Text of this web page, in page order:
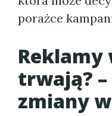
porażce
Reklamy
trwają?
zmiany